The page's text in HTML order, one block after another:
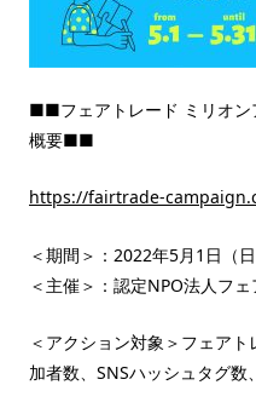
■■フェアトレード ミリオン
概要■■
https://fairtrade-
＜期間＞：2022年5月1日（
＜主催＞：認定NPO法人フ
＜アクション対象＞フェア
加者数、SNSハッシュタグ